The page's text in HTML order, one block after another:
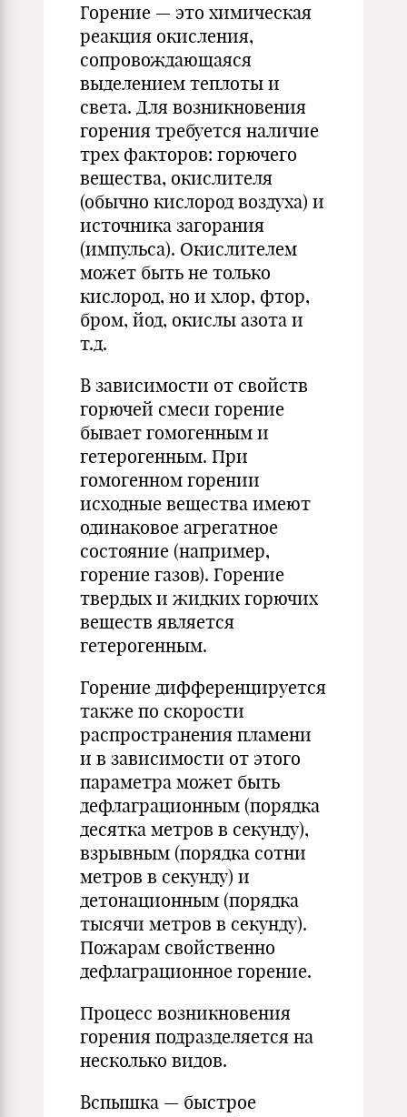
Горение — это химическая
реакция окисления,
сопровождающаяся
выделением теплоты и
света. Для возникновения
горения требуется наличие
трех факторов: горючего
вещества, окислителя
(обычно кислород воздуха) и
источника загорания
(импульса). Окислителем
может быть не только
кислород, но и хлор, фтор,
бром, йод, окислы азота и
т.д.
В зависимости от свойств
горючей смеси горение
бывает гомогенным и
гетерогенным. При
гомогенном горении
исходные вещества имеют
одинаковое агрегатное
состояние (например,
горение газов). Горение
твердых и жидких горючих
веществ является
гетерогенным.
Горение дифференцируется
также по скорости
распространения пламени
и в зависимости от этого
параметра может быть
дефлаграционным (порядка
десятка метров в секунду),
взрывным (порядка сотни
метров в секунду) и
детонационным (порядка
тысячи метров в секунду).
Пожарам свойственно
дефлаграционное горение.
Процесс возникновения
горения подразделяется на
несколько видов.
Вспышка — быстрое